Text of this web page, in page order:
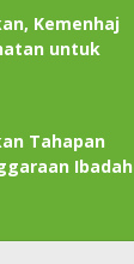
Kemenhaj
untuk
Tahapan
Ibadah